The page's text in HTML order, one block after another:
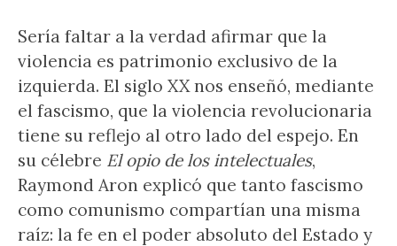
Sería faltar a la verdad afirmar que la
violencia es patrimonio exclusivo de la
izquierda. El siglo XX nos enseñó, mediante
el fascismo, que la violencia revolucionaria
tiene su reflejo al otro lado del espejo. En
su célebre El opio de los intelectuales,
Raymond Aron explicó que tanto fascismo
como comunismo compartían una misma
raíz: la fe en el poder absoluto del Estado y